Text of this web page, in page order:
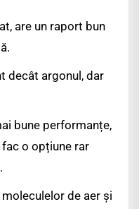
are un raport bun
decât argonul, dar
bune performanțe,
o opțiune rar
de aer și